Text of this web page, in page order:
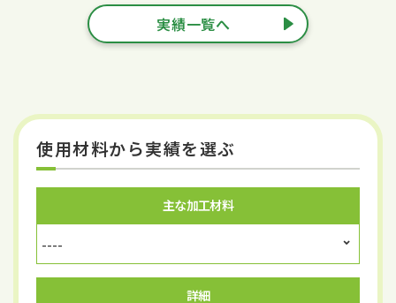
実績一覧へ
使用材料から実績を選ぶ
主な加工材料
詳細